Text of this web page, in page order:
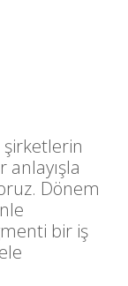
şirketlerin
anlayışla
Dönem
bir iş